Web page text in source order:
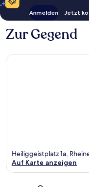
Anmelden Jetzt
Zur Gegend
Heiliggeistplatz 1a,
Auf Karte anzeigen